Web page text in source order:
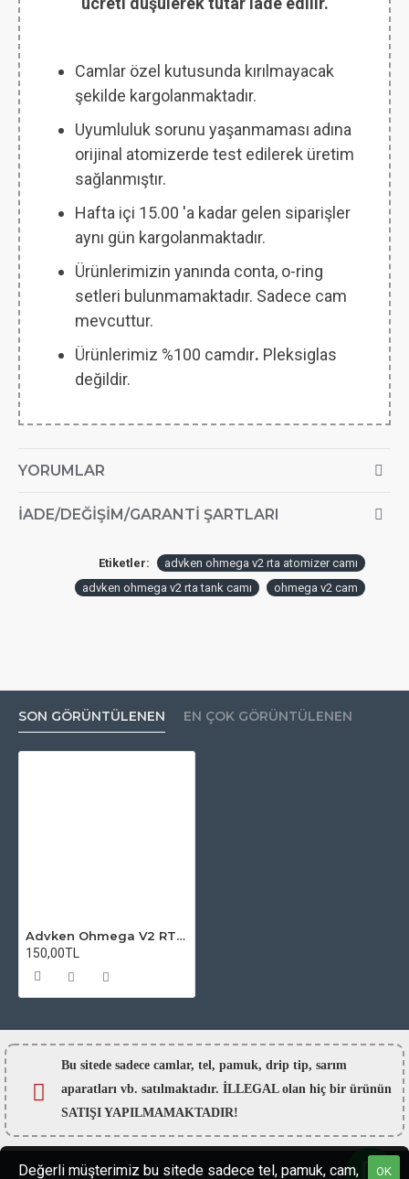
Camlar özel kutusunda kırılmayacak
şekilde kargolanmaktadır.
Uyumluluk sorunu yaşanmaması adına
orijinal atomizerde test edilerek üretim
sağlanmıştır.
Hafta içi 15.00 'a kadar gelen siparişler
aynı gün kargolanmaktadır.
Ürünlerimizin yanında conta, o-ring
setleri bulunmamaktadır. Sadece cam
mevcuttur.
Ürünlerimiz %100 camdır. Pleksiglas
değildir.
YORUMLAR
İADE/DEĞIŞIM/GARANTI ŞARTLARI
Etiketler:
advken ohmega v2 rta atomizer camı
advken ohmega v2 rta tank camı
ohmega v2 cam
SON GÖRÜNTÜLENEN EN ÇOK GÖRÜNTÜLENEN
Advken Ohmega V2 RTA Atomizer Camı
150,00TL
Bu sitede sadece camlar, tel, pamuk, drip tip, sarım
aparatları vb. satılmaktadır. İLLEGAL olan hiç bir ürünün
SATIŞI YAPILMAMAKTADIR!
OK
Değerli müşterimiz bu sitede sadece tel, pamuk, cam,